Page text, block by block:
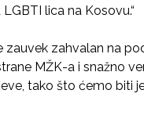
lica na Kosovu.“
zauvek zahvalan na
MŽK-a i snažno
tako što ćemo biti